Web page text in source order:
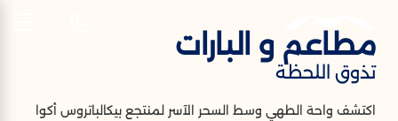
AR
مطاعم و البارات
تذوق اللحظة
اكتشف واحة الطهي وسط السحر الآسر لمنتجع بيكالباتروس أكوا